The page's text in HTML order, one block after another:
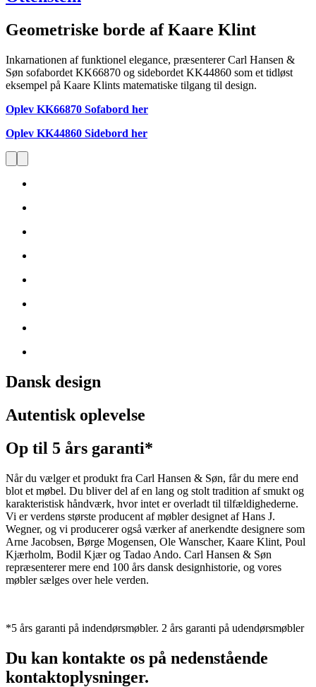
Geometriske borde af Kaare Klint
Inkarnationen af funktionel elegance, præsenterer Carl Hansen &
Søn sofabordet KK66870 og sidebordet KK44860 som et tidløst
eksempel på Kaare Klints matematiske tilgang til design.
Oplev KK66870 Sofabord her
Oplev KK44860 Sidebord her
Dansk design
Autentisk oplevelse
Op til 5 års garanti*
Når du vælger et produkt fra Carl Hansen & Søn, får du mere end
blot et møbel. Du bliver del af en lang og stolt tradition af smukt og
karakteristisk håndværk, hvor intet er overladt til tilfældighederne.
Vi er verdens største producent af møbler designet af Hans J.
Wegner, og vi producerer også værker af anerkendte designere som
Arne Jacobsen, Børge Mogensen, Ole Wanscher, Kaare Klint, Poul
Kjærholm, Bodil Kjær og Tadao Ando. Carl Hansen & Søn
repræsenterer mere end 100 års dansk designhistorie, og vores
møbler sælges over hele verden.
*5 års garanti på indendørsmøbler. 2 års garanti på udendørsmøbler
Du kan kontakte os på nedenstående
kontaktoplysninger.